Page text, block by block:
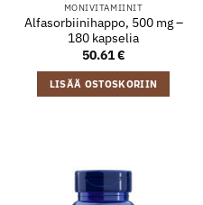
MONIVITAMIINIT
Alfasorbiinihappo, 500 mg –
180 kapselia
50.61€
LISÄÄ OSTOSKORIIN